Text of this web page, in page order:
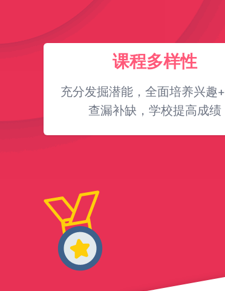
课程多样性
充分发掘潜能，全面培养兴趣
查漏补缺，学校提高成绩